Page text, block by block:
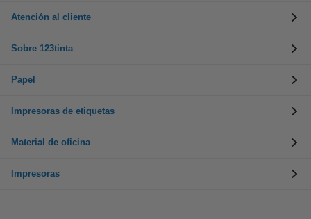
Atención al cliente
Sobre 123tinta
Papel
Impresoras de etiquetas
Material de oficina
Impresoras